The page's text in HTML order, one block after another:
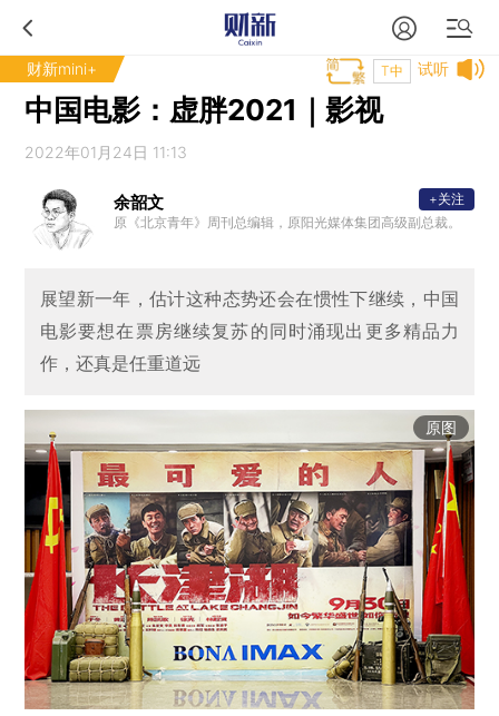
财新mini+ 试听
T中
中国电影：虚胖2021｜影视
2022年01月24日 11:13
余韶文
原《北京青年》周刊总编辑，原阳光媒体集团高级副总裁。
+关注
展望新一年，估计这种态势还会在惯性下继续，中国
电影要想在票房继续复苏的同时涌现出更多精品力
作，还真是任重道远
原图